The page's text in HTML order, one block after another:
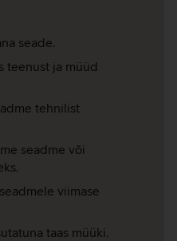
seade.
teenust ja müüd
tehnilist
seadme või
viimase
taas müüki.